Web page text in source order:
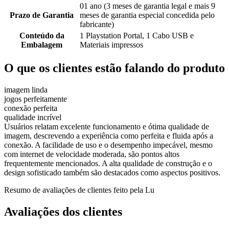
Prazo de Garantia
01 ano (3 meses de garantia legal e mais 9
meses de garantia especial concedida pelo
fabricante)
Conteúdo da
Embalagem
1 Playstation Portal, 1 Cabo USB e
Materiais impressos
O que os clientes estão falando do produto
imagem linda
jogos perfeitamente
conexão perfeita
qualidade incrível
Usuários relatam excelente funcionamento e ótima qualidade de
imagem, descrevendo a experiência como perfeita e fluida após a
conexão. A facilidade de uso e o desempenho impecável, mesmo
com internet de velocidade moderada, são pontos altos
frequentemente mencionados. A alta qualidade de construção e o
design sofisticado também são destacados como aspectos positivos.
Resumo de avaliações de clientes feito pela Lu
Avaliações dos clientes